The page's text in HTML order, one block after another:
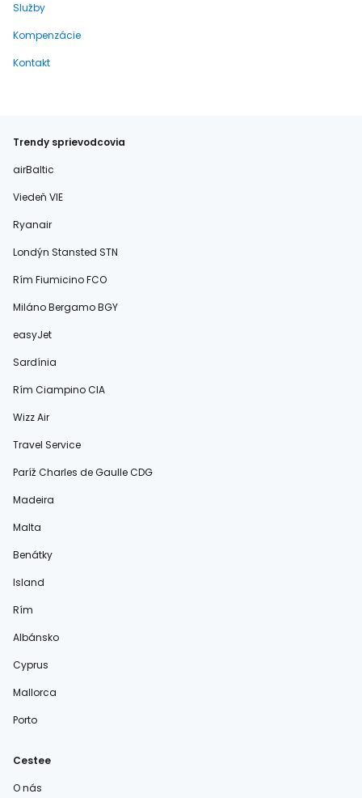
Služby
Kompenzácie
Kontakt
Trendy sprievodcovia
airBaltic
Viedeň VIE
Ryanair
Londýn Stansted STN
Rím Fiumicino FCO
Miláno Bergamo BGY
easyJet
Sardínia
Rím Ciampino CIA
Wizz Air
Travel Service
Paríž Charles de Gaulle CDG
Madeira
Malta
Benátky
Island
Rím
Albánsko
Cyprus
Mallorca
Porto
Cestee
O nás